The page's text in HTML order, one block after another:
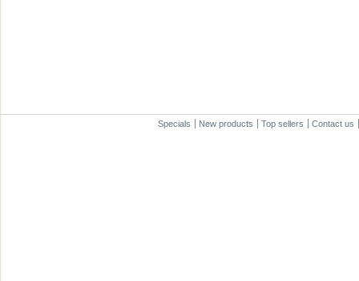
Specials New products Top sellers Contact us